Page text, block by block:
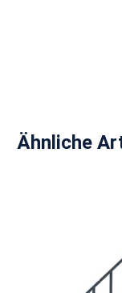
Produktgalerie
Ähnliche